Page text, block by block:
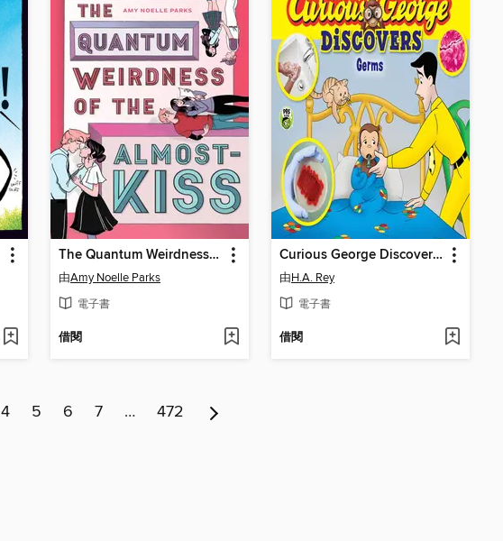
The Quantum Weirdness of the Almost-Kiss
由Amy Noelle Parks
電子書
借閱
Curious George Discovers Germs
由H.A. Rey
電子書
借閱
4 5 6 7 … 472